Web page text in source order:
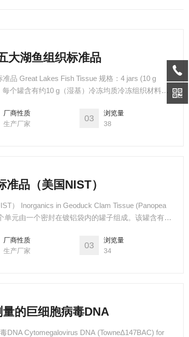
大湖鱼组织标准品
品 Great Lakes Fish Tissue 规格：4 jars (10 g
个罐含有约10 g（湿基）冷冻均质冷冻组织材料。
厂商性质
生产厂家
03
浏览量
38
品（美国NIST）
） Inorganics in Geoduck Clam Tissue (Panopea
单元由一个密封在镀铝袋内的罐子组成。该罐含有约
厂商性质
生产厂家
03
浏览量
34
的巨细胞病毒DNA
DNA Cytomegalovirus DNA (TowneΔ147BAC) for